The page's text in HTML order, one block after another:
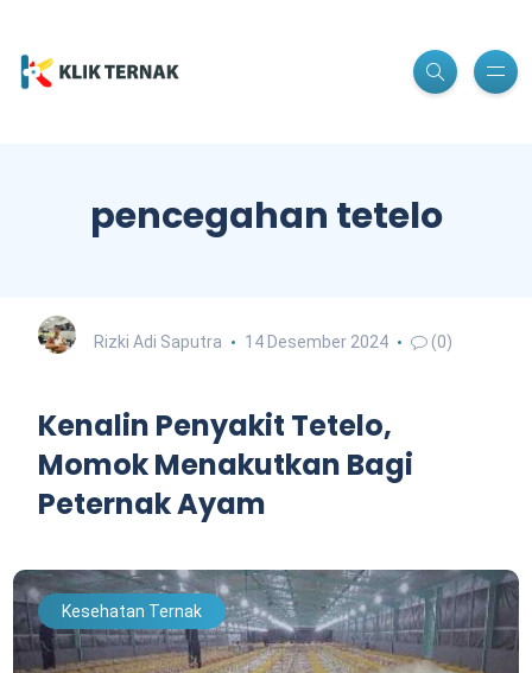
pencegahan tetelo
Rizki Adi Saputra 14 Desember 2024 (0)
Kenalin Penyakit Tetelo,
Momok Menakutkan Bagi
Peternak Ayam
Kesehatan Ternak